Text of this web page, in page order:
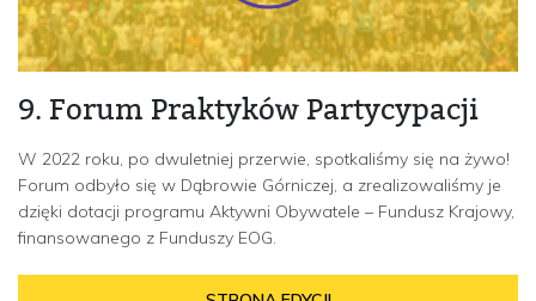
9. Forum Praktyków Partycypacji
W 2022 roku, po dwuletniej przerwie, spotkaliśmy się na żywo!
Forum odbyło się w Dąbrowie Górniczej, a zrealizowaliśmy je
dzięki dotacji programu Aktywni Obywatele – Fundusz Krajowy,
finansowanego z Funduszy EOG.